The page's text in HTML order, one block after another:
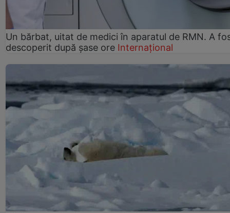
Un bărbat, uitat de medici în aparatul de RMN. A
descoperit după șase ore Internațional